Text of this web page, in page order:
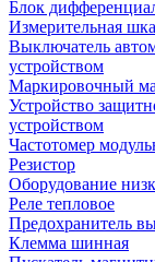
Блок
Измерительная
Выключатель
устройством
Маркировочный
Устройство
устройством
Частотомер
Резистор
Оборудование
Реле тепловое
Предохранитель
Клемма шинная